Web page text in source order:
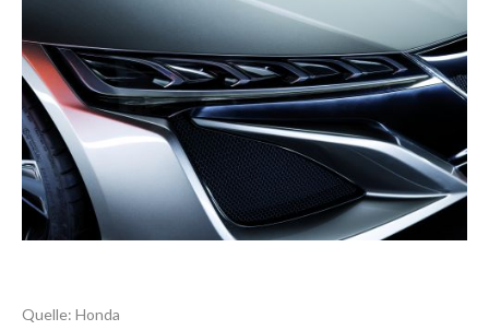
Quelle: Honda